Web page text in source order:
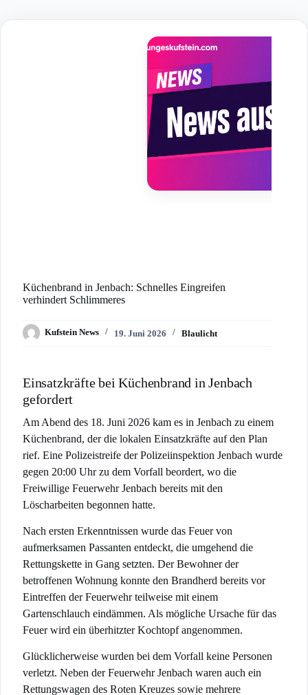
content
Küchenbrand in Jenbach: Schnelles Eingreifen
verhindert Schlimmeres
Kufstein News 19. Juni 2026 Blaulicht
Einsatzkräfte bei Küchenbrand in Jenbach
gefordert
Am Abend des 18. Juni 2026 kam es in Jenbach zu einem
Küchenbrand, der die lokalen Einsatzkräfte auf den Plan
rief. Eine Polizeistreife der Polizeiinspektion Jenbach wurde
gegen 20:00 Uhr zu dem Vorfall beordert, wo die
Freiwillige Feuerwehr Jenbach bereits mit den
Löscharbeiten begonnen hatte.
Nach ersten Erkenntnissen wurde das Feuer von
aufmerksamen Passanten entdeckt, die umgehend die
Rettungskette in Gang setzten. Der Bewohner der
betroffenen Wohnung konnte den Brandherd bereits vor
Eintreffen der Feuerwehr teilweise mit einem
Gartenschlauch eindämmen. Als mögliche Ursache für das
Feuer wird ein überhitzter Kochtopf angenommen.
Glücklicherweise wurden bei dem Vorfall keine Personen
verletzt. Neben der Feuerwehr Jenbach waren auch ein
Rettungswagen des Roten Kreuzes sowie mehrere